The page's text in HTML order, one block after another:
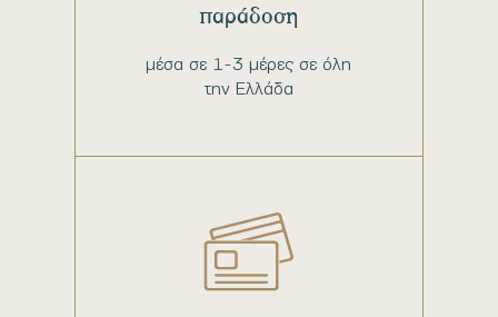
μέσα σε 1-3 μέρες σε όλη
την Ελλάδα
παράδοση